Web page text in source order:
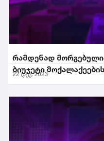
რამდენად
ბიუჯეტი
22 დეკ. 2023